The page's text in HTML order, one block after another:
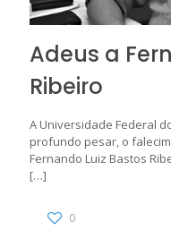
Adeus a
Ribeiro
A Universidade Federal
profundo pesar, o
Fernando Luiz Bastos
[…]
0